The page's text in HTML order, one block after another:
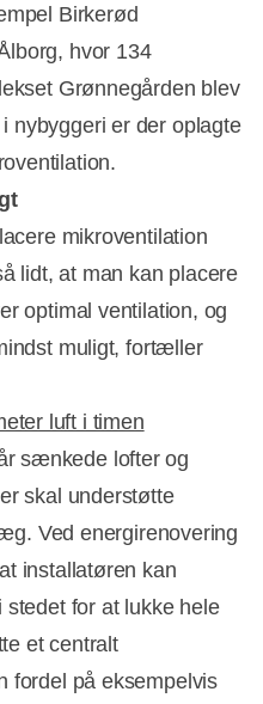
Birkerød
hvor 134
Grønnegården blev
nybyggeri er der oplagte
mikroventilation
lidt, at man kan placere
optimal ventilation, og
muligt, fortæller
luft i timen
sænkede lofter og
skal understøtte
Ved energirenovering
installatøren kan
for at lukke hele
et centralt
fordel på eksempelvis